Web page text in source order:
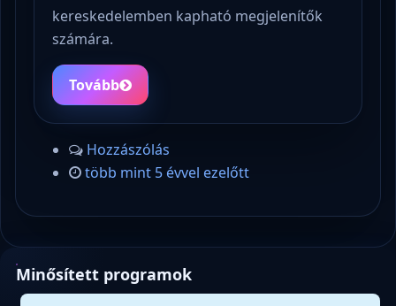
kereskedelemben kapható megjelenítők
számára.
Tovább
Hozzászólás
több mint 5 évvel ezelőtt
Minősített programok